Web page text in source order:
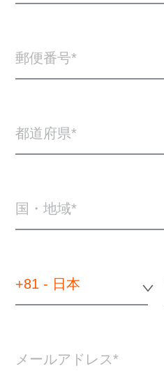
郵便番号
都道府県
国・地域*
+81 - 日本
メールアドレス